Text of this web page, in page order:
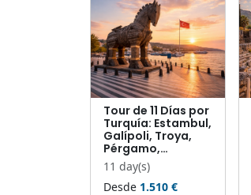
Tour de 11 Días por
Turquía: Estambul,
Galípoli, Troya,
Pérgamo,…
11 day(s)
Desde 1.510 €